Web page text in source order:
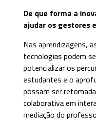
De que forma a
ajudar os gestores
Nas aprendizagens,
tecnologias podem
potencializar os
estudantes e o
possam ser
colaborativa em
mediação do